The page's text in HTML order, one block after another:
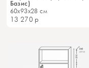
Базис)
60x93x28 см
13 270 р